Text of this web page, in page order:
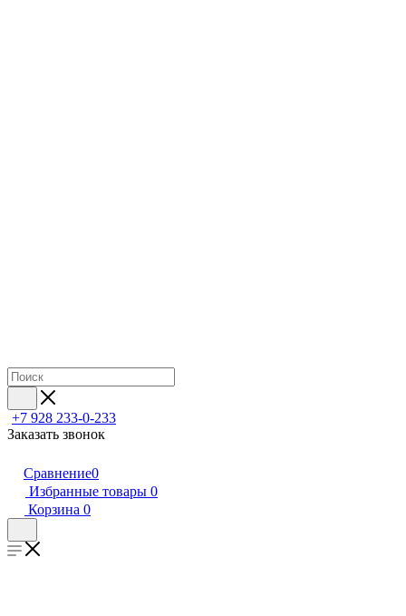
+7 928 233-0-233
Заказать звонок
Сравнение0
Избранные товары 0
Корзина 0